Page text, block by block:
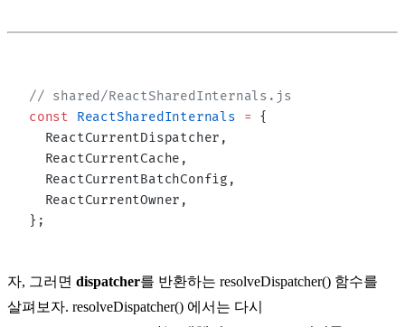
// shared/ReactSharedInternals.js
const ReactSharedInternals = {
  ReactCurrentDispatcher,
  ReactCurrentCache,
  ReactCurrentBatchConfig,
  ReactCurrentOwner,
};
자, 그러면 dispatcher를 반환하는 resolveDispatcher() 함수를
살펴보자. resolveDispatcher() 에서는 다시